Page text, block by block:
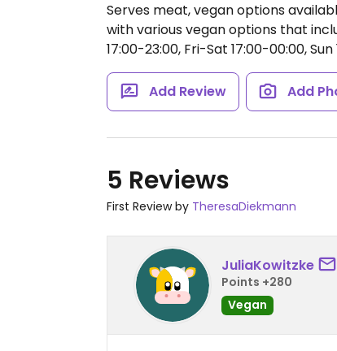
Serves meat, vegan options
with various vegan options that
17:00-23:00, Fri-Sat 17:00-00:00, Sun
Add Review Add
5 Reviews
First Review by TheresaDiekmann
JuliaKowitzke
Points +280
Vegan